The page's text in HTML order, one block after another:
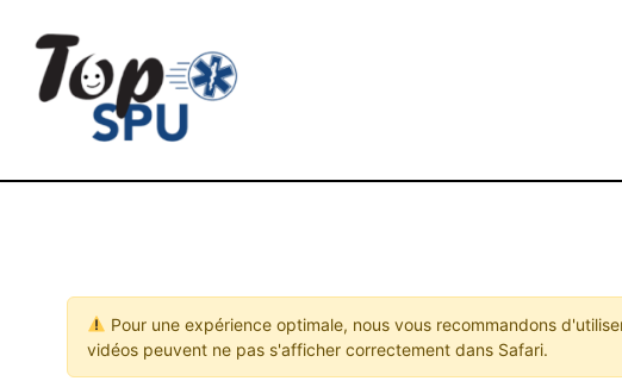
Pour une expérience optimale, nous vous recommandons
vidéos peuvent ne pas s'afficher correctement dans Safari.